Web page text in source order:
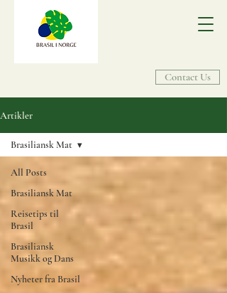
Contact Us
Artikler
All Posts
Brasiliansk Mat
Reisetips til
Brasil
Brasiliansk
Musikk og Dans
Nyheter fra Brasil
Brasiliansk Mat